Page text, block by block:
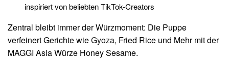
inspiriert von beliebten TikTok-Creators
Zentral bleibt immer der Würzmoment: Die Puppe
verfeinert Gerichte wieGyoza, Fried Rice und Mehr mit der
MAGGI Asia Würze Honey Sesame.